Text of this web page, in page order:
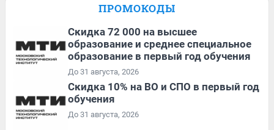
ПРОМОКОДЫ
Скидка 72 000 на высшее
образование и среднее специальное
образование в первый год обучения
До 31 августа, 2026
Скидка 10% на ВО и СПО в первый год
обучения
До 31 августа, 2026